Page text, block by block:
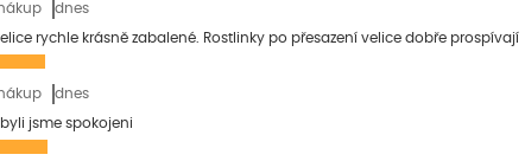
dnes
rychle krásně zabalené. Rostlinky po přesazení velice dobře prospívají
dnes
byli jsme spokojeni